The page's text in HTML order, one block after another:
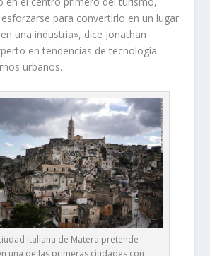
para convertirlo en un lugar
una industria», dice Jonathan
en tendencias de tecnología
urbanos.
italiana de Matera pretende
una de las primeras ciudades con